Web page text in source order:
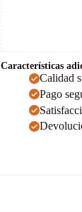
Características
Calidad
Pago